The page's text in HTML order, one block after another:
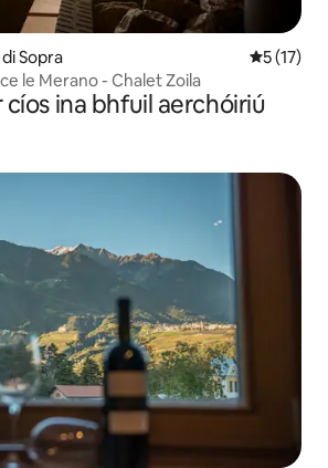
Sopra
5 (17)
le Merano - Chalet Zoila
cíos ina bhfuil aerchóiriú